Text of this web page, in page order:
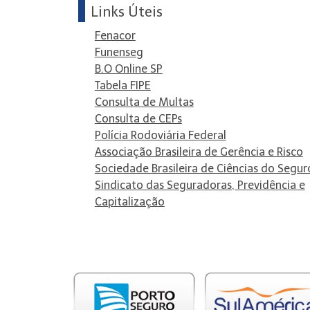
Links Úteis
Fenacor
Funenseg
B.O Online SP
Tabela FIPE
Consulta de Multas
Consulta de CEPs
Polícia Rodoviária Federal
Associação Brasileira de Gerência e Risco
Sociedade Brasileira de Ciências do
Sindicato das Seguradoras, Previdência e
Capitalização